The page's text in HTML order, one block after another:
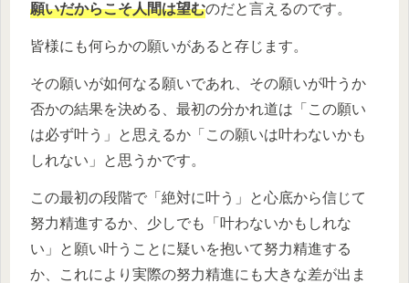
願いだからこそ人間は望むのだと言えるのです。
皆様にも何らかの願いがあると存じます。
その願いが如何なる願いであれ、その願いが叶うか
否かの結果を決める、最初の分かれ道は「この願い
は必ず叶う」と思えるか「この願いは叶わないかも
しれない」と思うかです。
この最初の段階で「絶対に叶う」と心底から信じて
努力精進するか、少しでも「叶わないかもしれな
い」と願い叶うことに疑いを抱いて努力精進する
か、これにより実際の努力精進にも大きな差が出ま